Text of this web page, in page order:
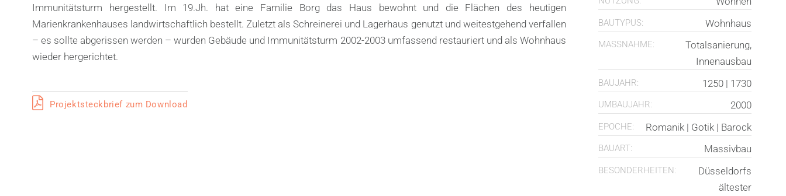
Immunitätsturm hergestellt. Im 19.Jh. hat eine Familie Borg das Haus bewohnt und die Flächen des heutigen
Marienkrankenhauses landwirtschaftlich bestellt. Zuletzt als Schreinerei und Lagerhaus genutzt und weitestgehend verfallen
– es sollte abgerissen werden – wurden Gebäude und Immunitätsturm 2002-2003 umfassend restauriert und als Wohnhaus
wieder hergerichtet.
Projektsteckbrief zum Download
BAUTYPUS: Wohnhaus
MASSNAHME:
Totalsanierung,
Innenausbau
BAUJAHR: 1250 | 1730
UMBAUJAHR: 2000
EPOCHE: Romanik | Gotik | Barock
BAUART: Massivbau
BESONDERHEITEN:
Düsseldorfs
ältester